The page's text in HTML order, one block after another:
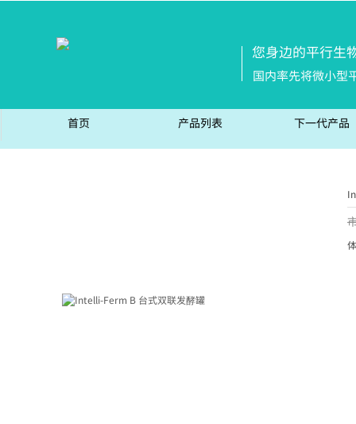
您身边的平行生
国内率先将微小型
首页 产品列表 下一代产品